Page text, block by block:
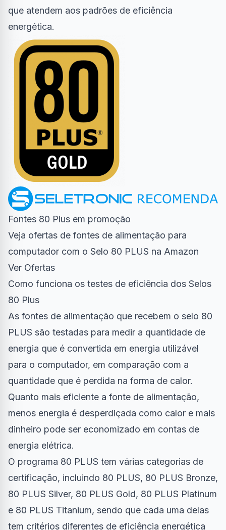
que atendem aos padrões de eficiência
energética.
Fontes 80 Plus em promoção
Veja ofertas de fontes de alimentação para
computador com o Selo 80 PLUS na Amazon
Ver Ofertas
Como funciona os testes de eficiência dos Selos
80 Plus
As fontes de alimentação que recebem o selo 80
PLUS são testadas para medir a quantidade de
energia que é convertida em energia utilizável
para o computador, em comparação com a
quantidade que é perdida na forma de calor.
Quanto mais eficiente a fonte de alimentação,
menos energia é desperdiçada como calor e mais
dinheiro pode ser economizado em contas de
energia elétrica.
O programa 80 PLUS tem várias categorias de
certificação, incluindo 80 PLUS, 80 PLUS Bronze,
80 PLUS Silver, 80 PLUS Gold, 80 PLUS Platinum
e 80 PLUS Titanium, sendo que cada uma delas
tem critérios diferentes de eficiência energética